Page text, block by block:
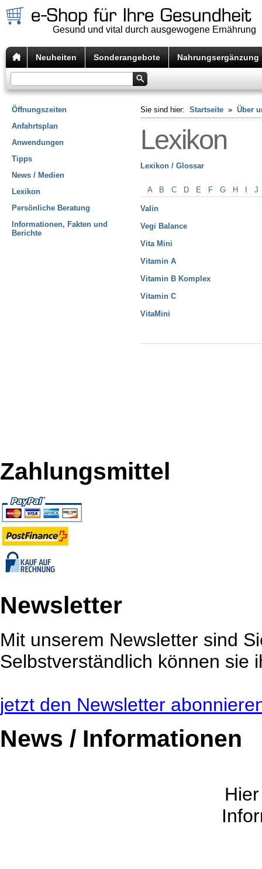
Gesund und vital durch ausgewogene Ernährung
Neuheiten Sonderangebote Nahrungsergänzung
Öffnungszeiten
Anfahrtsplan
Anwendungen
Tipps
News / Medien
Lexikon
Persönliche Beratung
Informationen, Fakten und
Berichte
Sie sind hier: Startseite » Über
Lexikon
Lexikon / Glossar
A B C D E F G H J
Valin
Vegi Balance
Vita Mini
Vitamin A
Vitamin B Komplex
Vitamin C
VitaMini
Zahlungsmittel
Newsletter
Mit unserem Newsletter sind
Selbstverständlich können sie
jetzt den Newsletter
News / Informationen